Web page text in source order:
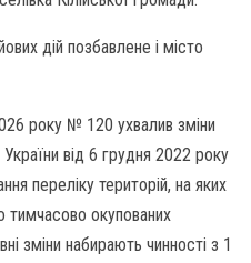
дій позбавлене і місто
року № 120 ухвалив зміни
України від 6 грудня 2022 року
переліку територій, на яких
тимчасово окупованих
зміни набирають чинності з 1